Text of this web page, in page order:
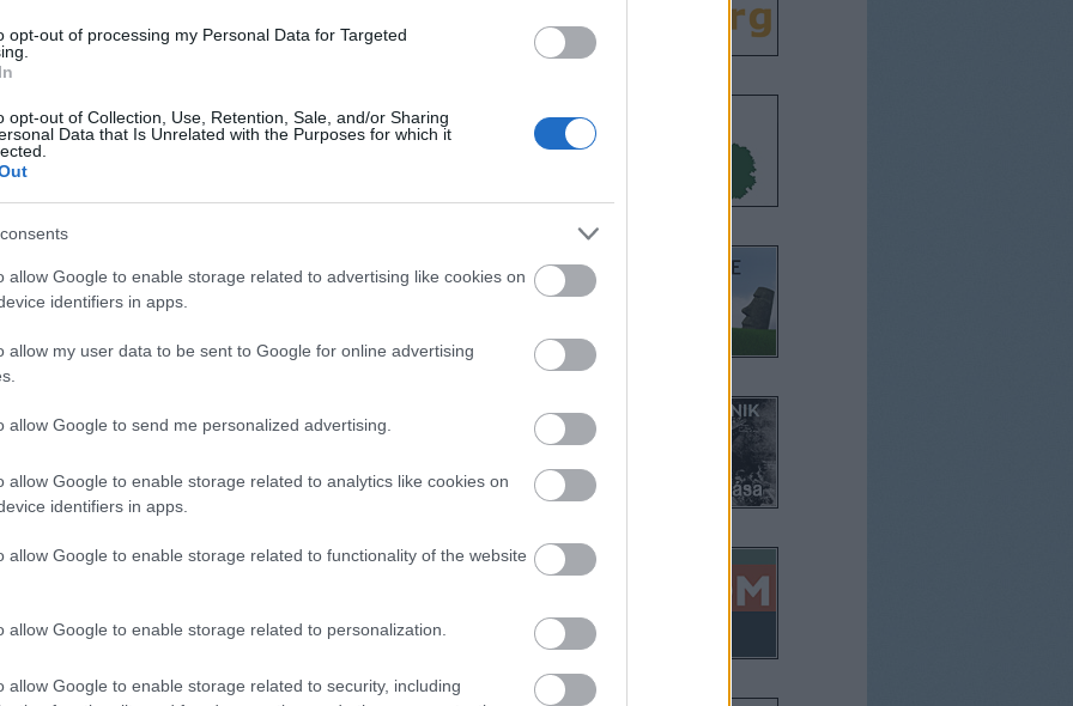
opt-out of processing my Personal Data for Targeted
opt-out of Collection, Use, Retention, Sale, and/or Sharing
Data that Is Unrelated with the Purposes for which it
allow Google to enable storage related to advertising like cookies on
identifiers in apps.
allow my user data to be sent to Google for online advertising
allow Google to send me personalized advertising.
allow Google to enable storage related to analytics like cookies on
identifiers in apps.
allow Google to enable storage related to functionality of the website
allow Google to enable storage related to personalization.
allow Google to enable storage related to security, including
tartalomnak minősülnek, értük a
a